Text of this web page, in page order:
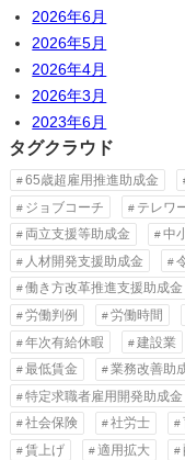
2026年6月
2026年5月
2026年4月
2026年3月
2023年6月
タグクラウド
65歳超雇用推進助成金
ジョブコーチ
テレワ
両立支援等助成金
中
人材開発支援助成金
働き方改革推進支援助成金
労働判例
労働時間
年次有給休暇
建設業
最低賃金
業務改善助
特定求職者雇用開発助成金
社会保険
社労士
賃上げ
適用拡大